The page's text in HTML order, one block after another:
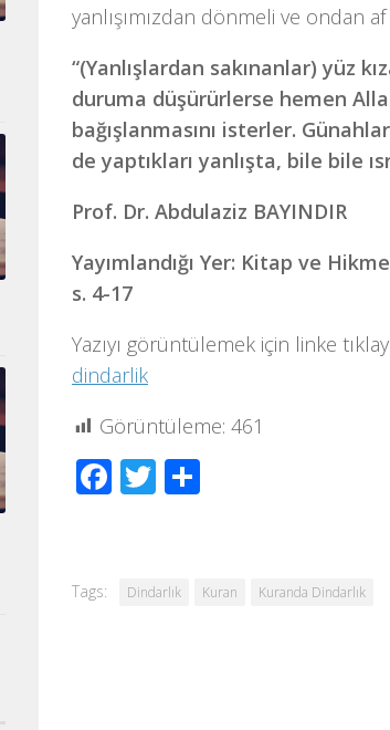
yanlışımızdan dönmeli ve ondan
“(Yanlışlardan sakınanlar) yüz
duruma düşürürlerse hemen
bağışlanmasını isterler.
de yaptıkları yanlışta, bile bile
Prof. Dr. Abdulaziz BAYINDIR
Yayımlandığı Yer: Kitap ve
s. 4-17
Yazıyı görüntülemek için linke
dindarlik
Görüntüleme: 461
Facebook
Twitter
Tags: Dindarlık Kuran Kuranda Dindarlık